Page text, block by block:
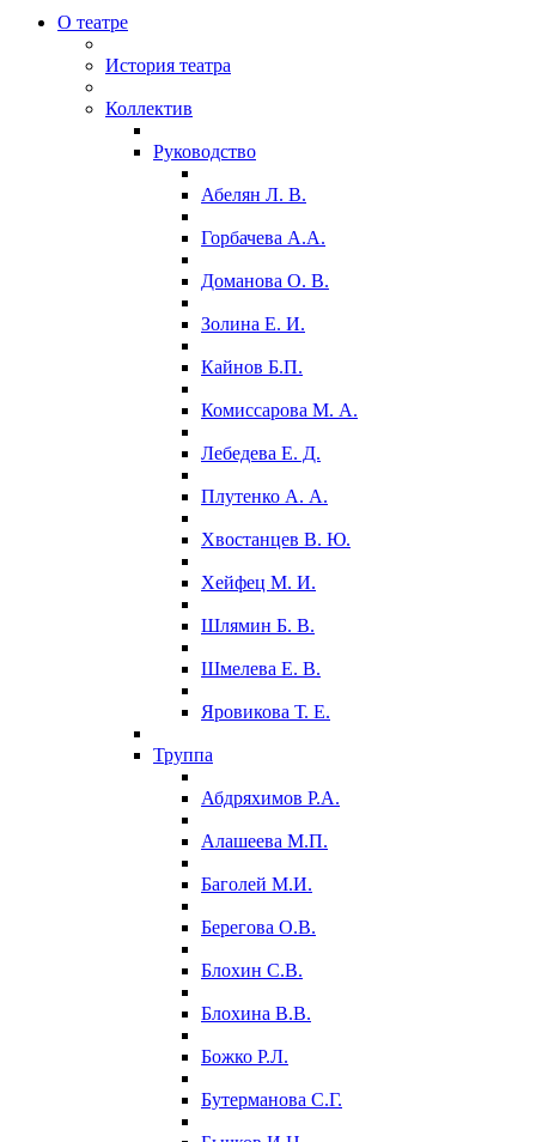
О театре
История театра
Коллектив
Руководство
Абелян Л. В.
Горбачева А.А.
Доманова О. В.
Золина Е. И.
Кайнов Б.П.
Комиссарова М. А.
Лебедева Е. Д.
Плутенко А. А.
Хвостанцев В. Ю.
Хейфец М. И.
Шлямин Б. В.
Шмелева Е. В.
Яровикова Т. Е.
Труппа
Абдряхимов Р.А.
Алашеева М.П.
Баголей М.И.
Берегова О.В.
Блохин С.В.
Блохина В.В.
Божко Р.Л.
Бутерманова С.Г.